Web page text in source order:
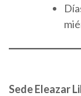
Sede Eleazar